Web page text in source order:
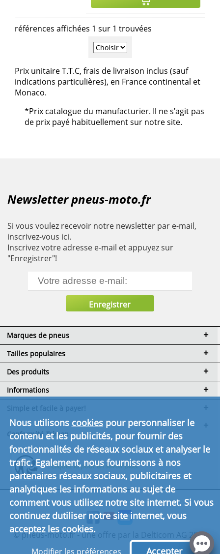
références affichées 1 sur 1 trouvées
Prix unitaire T.T.C, frais de livraison inclus (sauf
indications particulières), en France continental et
Monaco.
*Prix catalogue du manufacturier. Il ne s’agit pas
de prix payé habituellement sur notre site.
Newsletter pneus-moto.fr
Si vous voulez recevoir notre newsletter par e-mail,
inscrivez-vous ici.
Inscrivez votre adresse e-mail et appuyez sur
"Enregistrer"!
Marques de pneus
Tailles populaires
Des produits
Informations
Les conditions de paiement
et de livraison
Inscription partenaire de
Conformité Triman
Cliquez ici pour en savoir plus.
© pneus-moto.fr - une offre par la Delticom AG 2026
Nous utilisons cookiespour personnaliser le
contenu et les publicités, pour fournir des
fonctionnalités de réseaux sociaux et analyser le
trafic. Egalement, nous fournissons à nos
partenaires réseaux sociaux, publicitaires et
analytiques les informations au sujet de
comment vous utilisez notre site internet. Si vous
continuez dutiliser notre site internet, vous
acceptez les cookies.
Modifier les préférences Accepter